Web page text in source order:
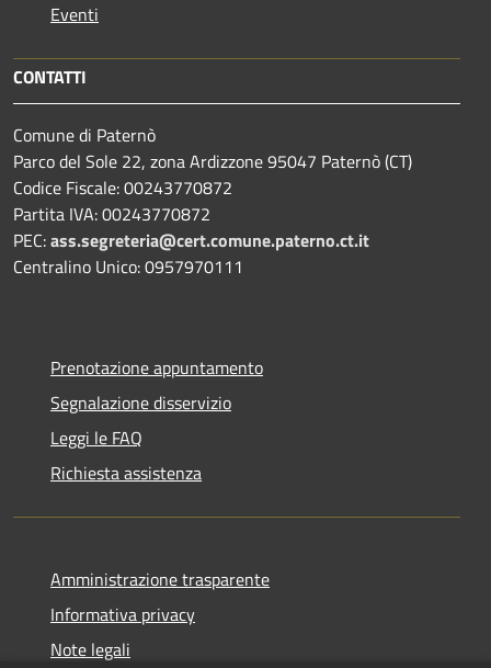
Eventi
CONTATTI
Comune di Paternò
Parco del Sole 22, zona Ardizzone 95047 Paternò (CT)
Codice Fiscale: 00243770872
Partita IVA: 00243770872
PEC:ass.segreteria@cert.comune.paterno.ct.it
Centralino Unico: 0957970111
Prenotazione appuntamento
Segnalazione disservizio
Leggi le FAQ
Richiesta assistenza
Amministrazione trasparente
Informativa privacy
Note legali